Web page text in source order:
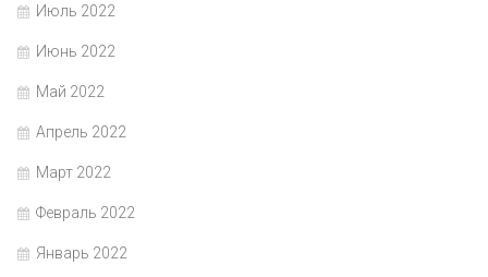
Июль 2022
Июнь 2022
Май 2022
Апрель 2022
Март 2022
Февраль 2022
Январь 2022